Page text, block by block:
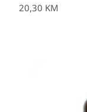
20,30 KM